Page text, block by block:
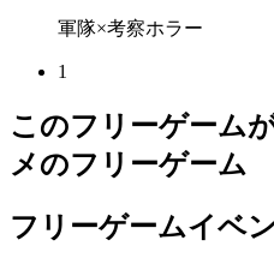
軍隊×考察ホラー
1
このフリーゲーム
メのフリーゲーム
フリーゲームイベ